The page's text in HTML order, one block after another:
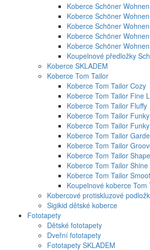
Koberce Schöner
Koberce Schöner
Koberce Schöner
Koberce Schöner
Koberce Schöner
Koupelnové předložky
Koberce SKLADEM
Koberce Tom Tailor
Koberce Tom Tailor Cozy
Koberce Tom Tailor Fine
Koberce Tom Tailor Fluffy
Koberce Tom Tailor
Koberce Tom Tailor
Koberce Tom Tailor
Koberce Tom Tailor
Koberce Tom Tailor
Koberce Tom Tailor Shine
Koberce Tom Tailor
Koupelnové koberce Tom
Kobercové protiskluzové
Sigikid dětské koberce
Fototapety
Dětské fototapety
Dveřní fototapety
Fototapety SKLADEM